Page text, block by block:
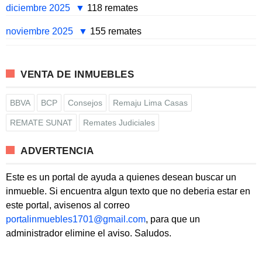
diciembre 2025
118 remates
noviembre 2025 155 remates
VENTA DE INMUEBLES
BBVA BCP Consejos Remaju Lima Casas
REMATE SUNAT Remates Judiciales
ADVERTENCIA
Este es un portal de ayuda a quienes desean buscar un
inmueble. Si encuentra algun texto que no deberia estar en
este portal, avisenos al correo
portalinmuebles1701@gmail.com, para que un
administrador elimine el aviso. Saludos.